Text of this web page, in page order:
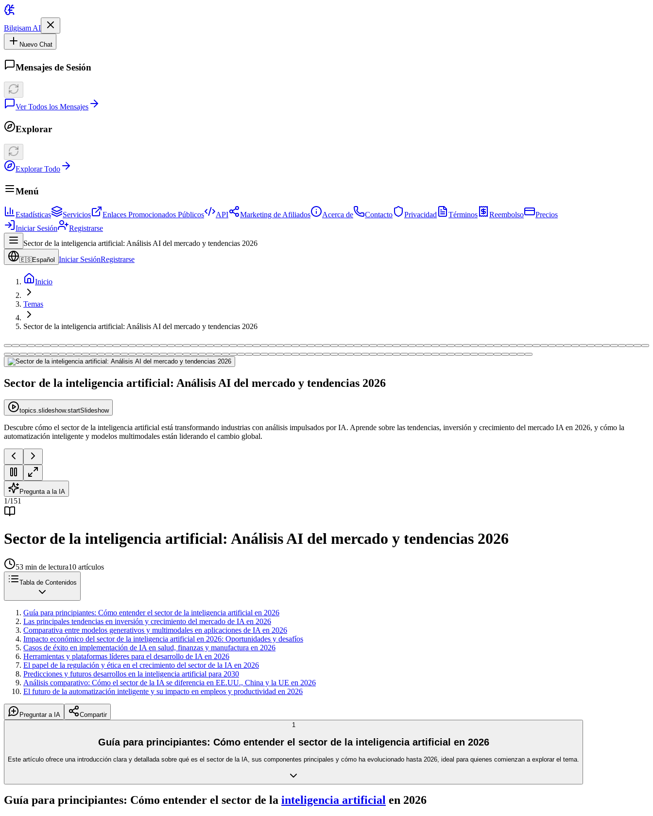
Bilgisam AI
Nuevo Chat
Mensajes de Sesión
Ver Todos los Mensajes
Explorar
Explorar Todo
Menú
Estadísticas Servicios Enlaces Promocionados Públicos API Marketing de Afiliados Acerca de Contacto Privacidad Términos Reembolso
Precios
Iniciar Sesión
Registrarse
Sector de la inteligencia artificial: Análisis AI del mercado y tendencias 2026
🇪🇸Español Iniciar SesiónRegistrarse
Inicio
Temas
Sector de la inteligencia artificial: Análisis AI del mercado y tendencias 2026
Sector de la inteligencia artificial: Análisis AI del mercado y tendencias 2026
topics.slideshow.startSlideshow
Descubre cómo el sector de la inteligencia artificial está transformando industrias con análisis impulsados por IA. Aprende sobre las tendencias, inversión y crecimiento del mercado IA en 2026, y cómo la
automatización inteligente y modelos multimodales están liderando el cambio global.
Pregunta a la IA
1/151
Sector de la inteligencia artificial: Análisis AI del mercado y tendencias 2026
53 min de lectura10 artículos
Tabla de Contenidos
Guía para principiantes: Cómo entender el sector de la inteligencia artificial en 2026
Las principales tendencias en inversión y crecimiento del mercado de IA en 2026
Comparativa entre modelos generativos y multimodales en aplicaciones de IA en 2026
Impacto económico del sector de la inteligencia artificial en 2026: Oportunidades y desafíos
Casos de éxito en implementación de IA en salud, finanzas y manufactura en 2026
Herramientas y plataformas líderes para el desarrollo de IA en 2026
El papel de la regulación y ética en el crecimiento del sector de la IA en 2026
Predicciones y futuros desarrollos en la inteligencia artificial para 2030
Análisis comparativo: Cómo el sector de la IA se diferencia en EE.UU., China y la UE en 2026
El futuro de la automatización inteligente y su impacto en empleos y productividad en 2026
Preguntar a IA
Compartir
1
Guía para principiantes: Cómo entender el sector de la inteligencia artificial en 2026
Este artículo ofrece una introducción clara y detallada sobre qué es el sector de la IA, sus componentes principales y cómo ha evolucionado hasta 2026, ideal para quienes comienzan a explorar el tema.
Guía para principiantes: Cómo entender el sector de la inteligencia artificial en 2026